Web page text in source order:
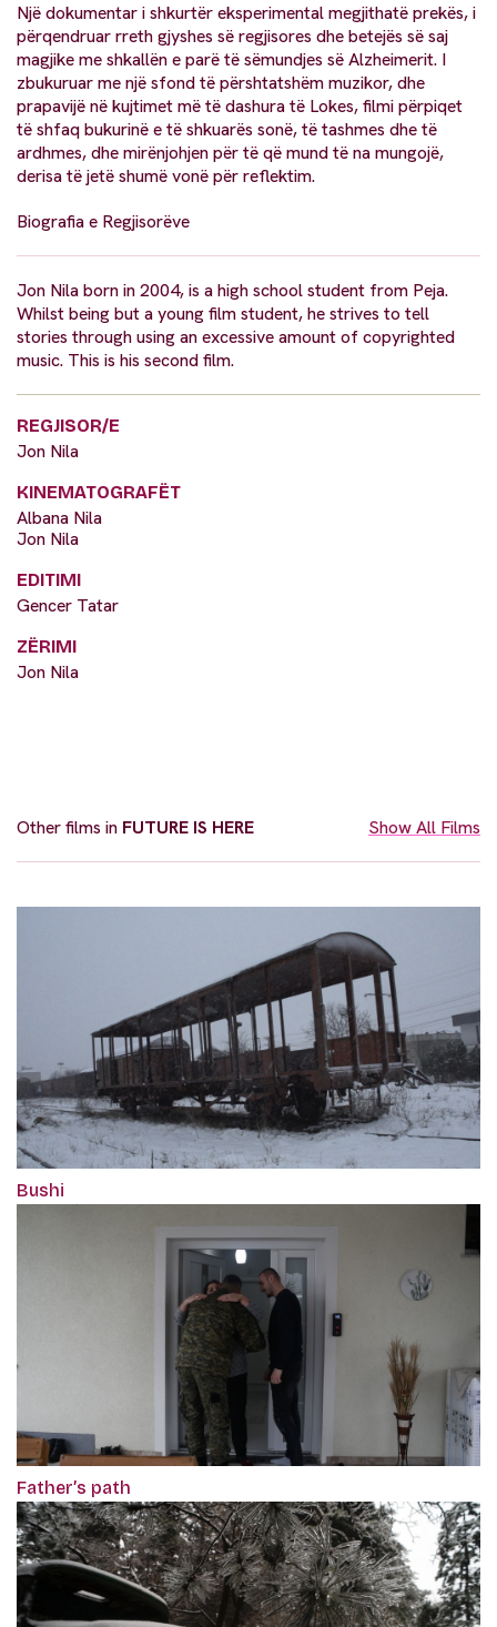
Një dokumentar i shkurtër eksperimental megjithatë prekës, i
përqendruar rreth gjyshes së regjisores dhe betejës së saj
magjike me shkallën e parë të sëmundjes së Alzheimerit. I
zbukuruar me një sfond të përshtatshëm muzikor, dhe
prapavijë në kujtimet më të dashura të Lokes, filmi përpiqet
të shfaq bukurinë e të shkuarës sonë, të tashmes dhe të
ardhmes, dhe mirënjohjen për të që mund të na mungojë,
derisa të jetë shumë vonë për reflektim.
Biografia e Regjisorëve
Jon Nila born in 2004, is a high school student from Peja.
Whilst being but a young film student, he strives to tell
stories through using an excessive amount of copyrighted
music. This is his second film.
REGJISOR/E
Jon Nila
KINEMATOGRAFËT
Albana Nila
Jon Nila
EDITIMI
Gencer Tatar
ZËRIMI
Jon Nila
Other films in FUTURE IS HERE Show All Films
Bushi
Father’s path